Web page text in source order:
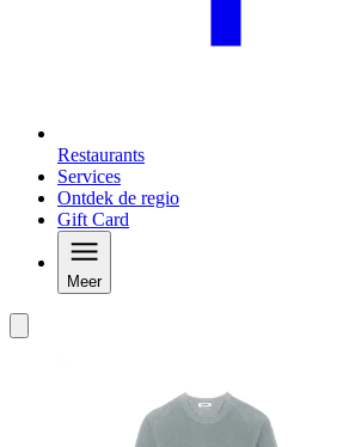
Restaurants
Services
Ontdek de regio
Gift Card
Meer